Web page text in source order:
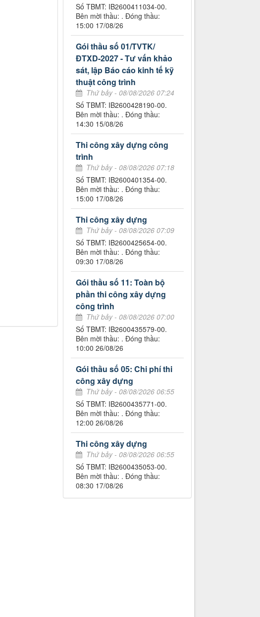
Số TBMT: IB2600411034-00.
Bên mời thầu: . Đóng thầu:
15:00 17/08/26
Gói thầu số 01/TVTK/
ĐTXD-2027 - Tư vấn khảo
sát, lập Báo cáo kinh tế kỹ
thuật công trình
Thứ bảy - 08/08/2026 07:24
Số TBMT: IB2600428190-00.
Bên mời thầu: . Đóng thầu:
14:30 15/08/26
Thi công xây dựng công
trình
Thứ bảy - 08/08/2026 07:18
Số TBMT: IB2600401354-00.
Bên mời thầu: . Đóng thầu:
15:00 17/08/26
Thi công xây dựng
Thứ bảy - 08/08/2026 07:09
Số TBMT: IB2600425654-00.
Bên mời thầu: . Đóng thầu:
09:30 17/08/26
Gói thầu số 11: Toàn bộ
phần thi công xây dựng
công trình
Thứ bảy - 08/08/2026 07:00
Số TBMT: IB2600435579-00.
Bên mời thầu: . Đóng thầu:
10:00 26/08/26
Gói thầu số 05: Chi phí thi
công xây dựng
Thứ bảy - 08/08/2026 06:55
Số TBMT: IB2600435771-00.
Bên mời thầu: . Đóng thầu:
12:00 26/08/26
Thi công xây dựng
Thứ bảy - 08/08/2026 06:55
Số TBMT: IB2600435053-00.
Bên mời thầu: . Đóng thầu:
08:30 17/08/26